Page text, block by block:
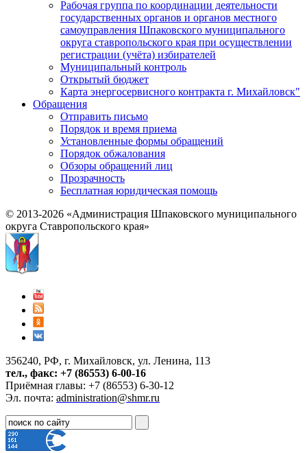
Рабочая группа по координации деятельности
государственных органов и органов местного
самоуправления Шпаковского муниципального
округа ставропольского края при осуществлении
регистрации (учёта) избирателей
Муниципальный контроль
Открытый бюджет
Карта энергосервисного контракта г. Михайловск"
Обращения
Отправить письмо
Порядок и время приема
Установленные формы обращений
Порядок обжалования
Обзоры обращений лиц
Прозрачность
Бесплатная юридическая помощь
© 2013-2026 «Администрация Шпаковского муниципального
округа Ставропольского края»
356240, РФ, г. Михайловск, ул. Ленина, 113
тел., факс: +7 (86553) 6-00-16
Приёмная главы: +7 (86553) 6-30-12
Эл. почта: administration@shmr.ru